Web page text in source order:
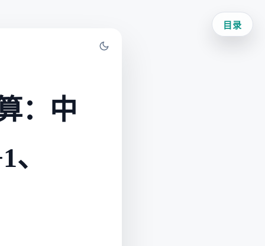
：中
目录